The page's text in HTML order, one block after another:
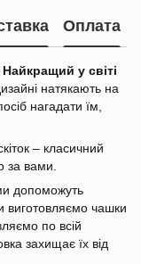
Оплата
у світі
натякають на
нагадати їм,
– класичний
за вами.
допоможуть
чашки
по всій
захищає їх від